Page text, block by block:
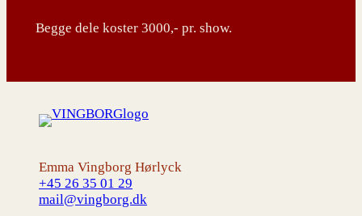
Begge dele koster 3000,- pr. show.
Emma Vingborg Hørlyck
+45 26 35 01 29
mail@vingborg.dk